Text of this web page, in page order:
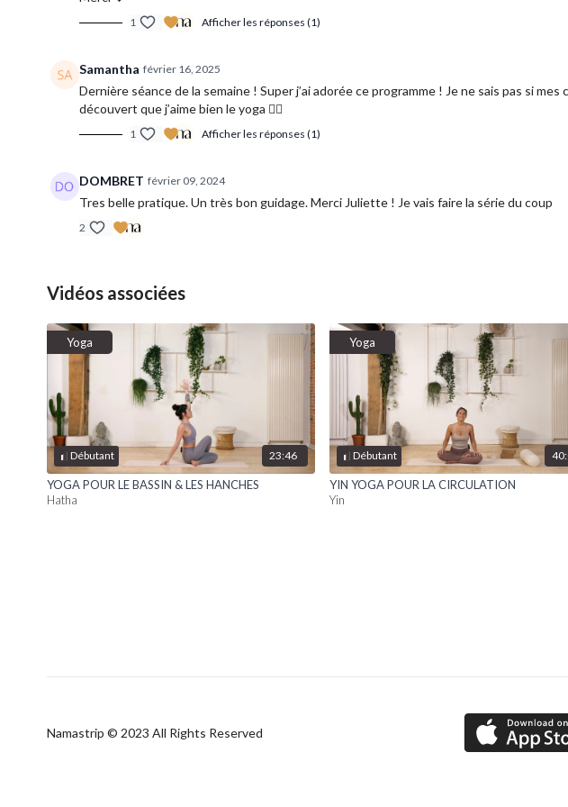
1 Afficher les réponses (1)
Samantha février 16, 2025
Dernière séance de la semaine ! Super j’ai adorée ce programme ! Je ne sais pas si
découvert que j’aime bien le yoga 🧘‍♀️
1 Afficher les réponses (1)
DOMBRET février 09, 2024
Tres belle pratique. Un très bon guidage. Merci Juliette ! Je vais faire la série du coup
2
Vidéos associées
Débutant
Yoga
23:46
YOGA POUR LE BASSIN & LES HANCHES
Hatha
Débutant
Yoga
YIN YOGA POUR LA CIRCULATION
Yin
Namastrip © 2023 All Rights Reserved